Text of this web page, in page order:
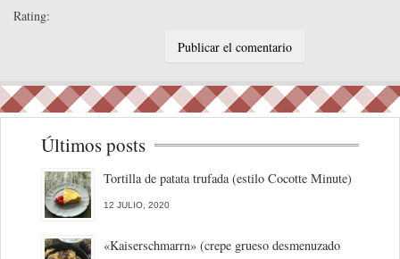
Rating:
Últimos posts
Tortilla de patata trufada (estilo Cocotte Minute)
12 JULIO, 2020
«Kaiserschmarrn» (crepe grueso desmenuzado